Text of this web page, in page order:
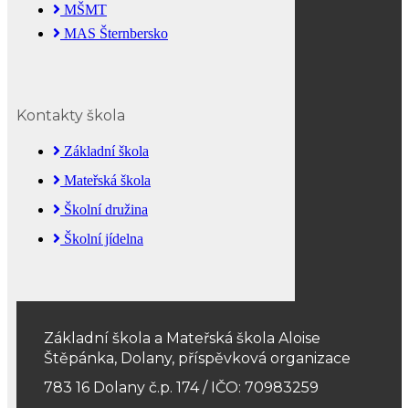
MŠMT
MAS Šternbersko
Kontakty škola
Základní škola
Mateřská škola
Školní družina
Školní jídelna
Základní škola a Mateřská škola Aloise
Štěpánka, Dolany, příspěvková organizace
783 16 Dolany č.p. 174 / IČO: 70983259